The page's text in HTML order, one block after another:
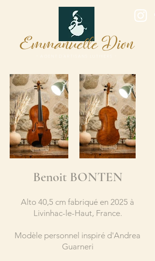
EmmanuelleDion
Benoit BONTEN
Alto 40,5 cm fabriqué en 2025 à
Livinhac-le-Haut, France.
Modèle personnel inspiré d'Andrea
Guarneri